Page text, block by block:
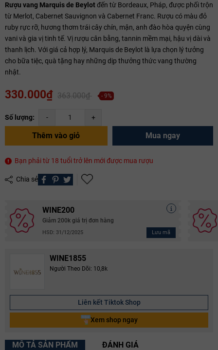
Rượu vang Marquis de Beylotđến từ Bordeaux, Pháp, được phối trộn
từ Merlot, Cabernet Sauvignon và Cabernet Franc. Rượu có màu đỏ
ruby rực rỡ, hương thơm trái cây chín, mận, anh đào hòa quyện cùng
vani và gia vị tinh tế. Vị rượu cân bằng, tannin mềm mại, hậu vị dài và
thanh lịch. Với giá cả hợp lý, Marquis de Beylot là lựa chọn lý tưởng
cho bữa tiệc, quà tặng hay những dịp thưởng thức vang thường
nhật.
330.000₫ 363.000₫ - 9%
Số lượng: - +
Thêm vào giỏ Mua ngay
Bạn phải từ 18 tuổi trở lên mới được mua rượu
Chia sẻ
WINE200
Giảm 200k giá trị đơn hàng
HSD: 31/12/2025 Lưu mã
WINE1855
Người Theo Dõi: 10,8k
Liên kết Tiktok Shop
Xem shop ngay
MÔ TẢ SẢN PHẨM ĐÁNH GIÁ